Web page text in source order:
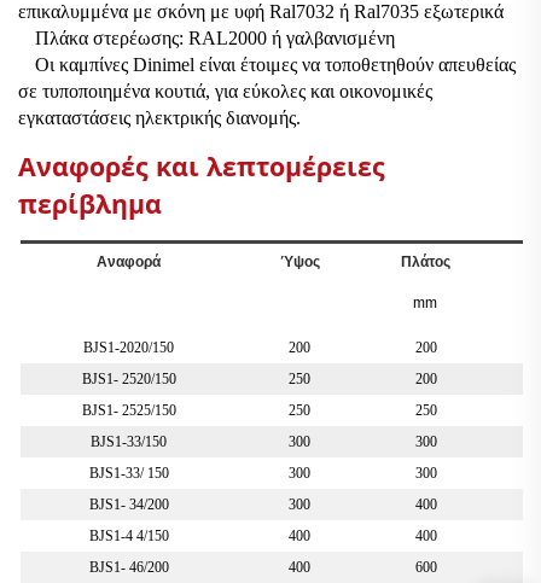
επικαλυμμένα με σκόνη με υφή Ral7032 ή Ral7035 εξωτερικά
Πλάκα στερέωσης: RAL2000 ή γαλβανισμένη
Οι καμπίνες Dinimel είναι έτοιμες να τοποθετηθούν απευθείας
σε τυποποιημένα κουτιά, για εύκολες και οικονομικές
εγκαταστάσεις ηλεκτρικής διανομής.
Αναφορές και λεπτομέρειες
περίβλημα
Αναφορά Ύψος Πλάτος
mm
BJS1-2020/150 200 200
BJS1- 2520/150 250 200
BJS1- 2525/150 250 250
BJS1-33/150
300 300
BJS1-33/ 150 300 300
BJS1- 34/200 300 400
BJS1-4 4/150 400 400
BJS1- 46/200 400 600